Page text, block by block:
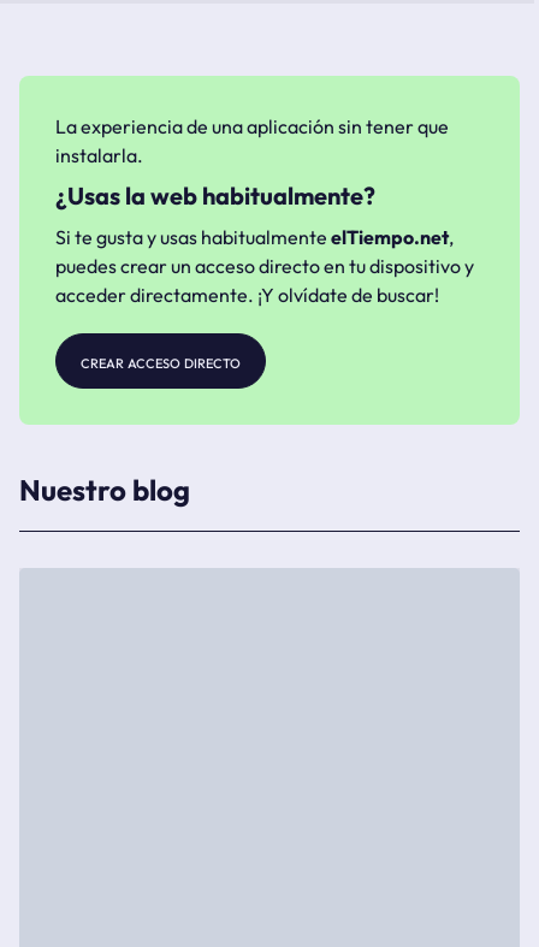
La experiencia de una aplicación sin tener que
instalarla.
¿Usas la web habitualmente?
Si te gusta y usas habitualmente elTiempo.net,
puedes crear un acceso directo en tu dispositivo y
acceder directamente. ¡Y olvídate de buscar!
crear acceso directo
Nuestro blog